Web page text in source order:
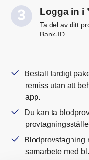
Logga in i
Ta del av ditt
Bank-ID.
Beställ färdigt
remiss utan att
app.
Du kan ta
Blodprovstagning
samarbete med